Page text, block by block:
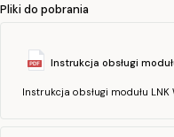
Pliki do pobrania
Instrukcja obsługi
Instrukcja obsługi modułu LNK